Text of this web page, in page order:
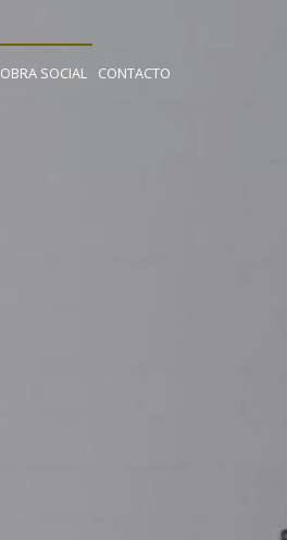
OBRA SOCIAL CONTACTO